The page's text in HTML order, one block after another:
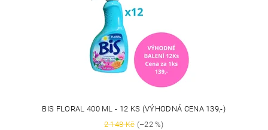
BIS FLORAL 400 ML - 12 KS (VÝHODNÁ CENA 139,-)
2 148 Kč(–22 %)